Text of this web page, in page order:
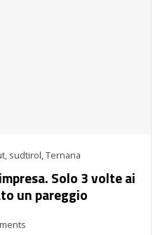
, sudtirol,Ternana
Solo 3 volte ai
un pareggio